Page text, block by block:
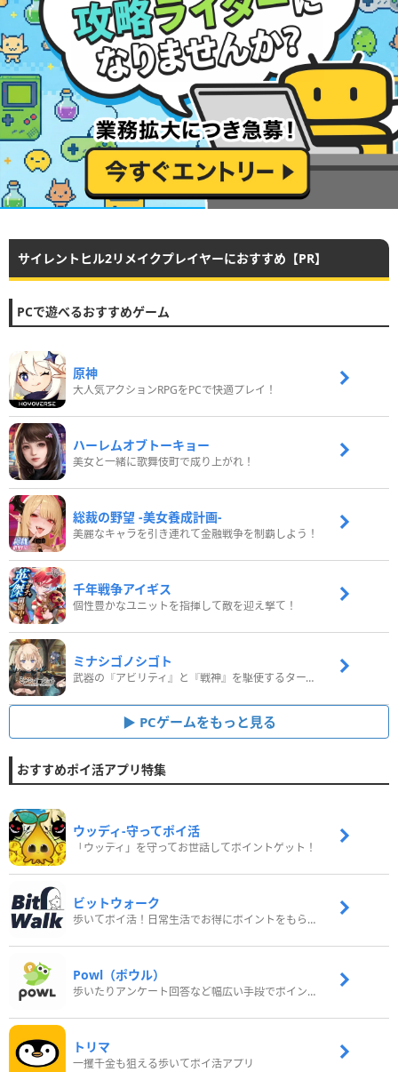
サイレントヒル2リメイクプレイヤーにおすすめ【PR】
PCで遊べるおすすめゲーム
原神
大人気アクションRPGをPCで快適プレイ！
ハーレムオブトーキョー
美女と一緒に歌舞伎町で成り上がれ！
総裁の野望 -美女養成計画-
美麗なキャラを引き連れて金融戦争を制覇しよう！
千年戦争アイギス
個性豊かなユニットを指揮して敵を迎え撃て！
ミナシゴノシゴト
武器の『アビリティ』と『戦神』を駆使するターン制コマンドバトルRPG！
PCゲームをもっと見る
おすすめポイ活アプリ特集
ウッディ‐守ってポイ活
「ウッディ」を守ってお世話してポイントゲット！
ビットウォーク
歩いてポイ活！日常生活でお得にポイントをもらおう
Powl（ポウル）
歩いたりアンケート回答など幅広い手段でポイントをゲット
トリマ
一攫千金も狙える歩いてポイ活アプリ